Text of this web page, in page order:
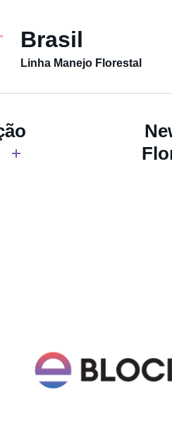
Brasil
Linha Manejo Florestal